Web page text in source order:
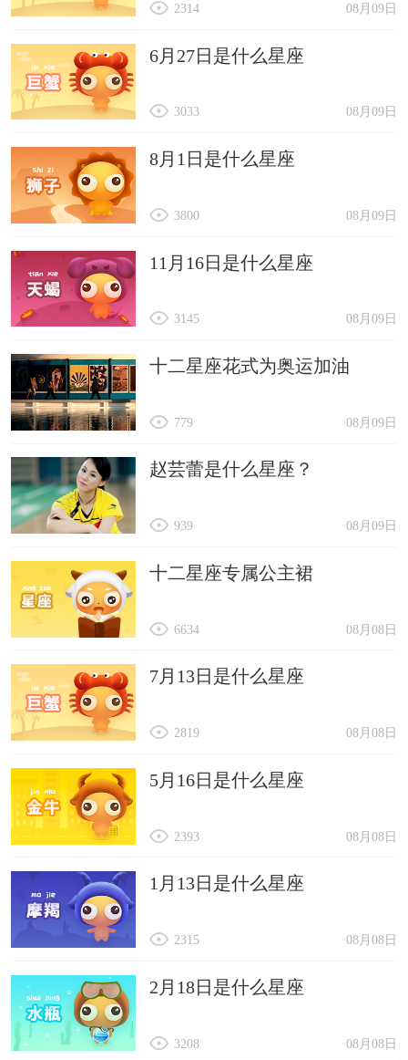
10月份可能是一个适合规划和思考未来的月
份，建议属猴人多花时间反思和总结过去的经验教
训。财运方面可能有一些波动，需要理性投资和规
划未来的财务目标。与家人和朋友的关系要多沟通
和理解，避免冲突和误解。
11月份
在11月份，属猴人可能会面临一些挑战和困
一些变化和调整，需要灵活适应和积极应对。健康
方面要注意保持良好的生活习惯，避免过度劳累和
12月份
在12月份，属猴人可能会迎来一些好消息和好
运气，需要抓住机会，实现自身的目标和愿望。财
运方面可能会有一些提升，但也要注意理性投资和
规划未来的财务目标。与家人和朋友的关系要多加
维护和沟通，共同度过一个温馨的圣诞节。
08月09日
2314
6月27日是什么星座
08月09日
3033
8月1日是什么星座
08月09日
3800
11月16日是什么星座
08月09日
3145
十二星座花式为奥运加油
08月09日
779
赵芸蕾是什么星座？
08月09日
939
十二星座专属公主裙
08月08日
6634
7月13日是什么星座
08月08日
2819
5月16日是什么星座
08月08日
2393
1月13日是什么星座
08月08日
2315
2月18日是什么星座
08月08日
3208